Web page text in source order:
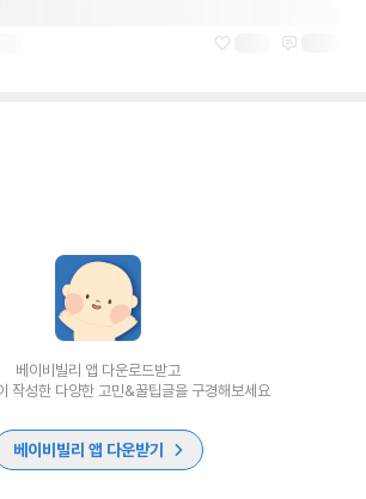
베이비빌리 앱 다운로드받고
작성한 다양한 고민&꿀팁글을 구경해보세요
베이비빌리 앱 다운받기